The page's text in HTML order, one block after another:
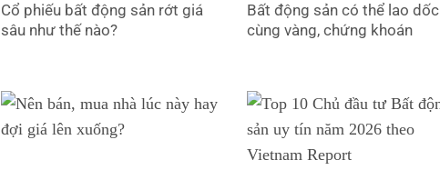
Cổ phiếu bất động sản rớt giá
sâu như thế nào?
Bất động sản có thể lao dốc
cùng vàng, chứng khoán